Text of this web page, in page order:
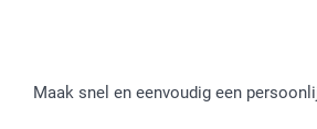
Maak snel en eenvoudig een